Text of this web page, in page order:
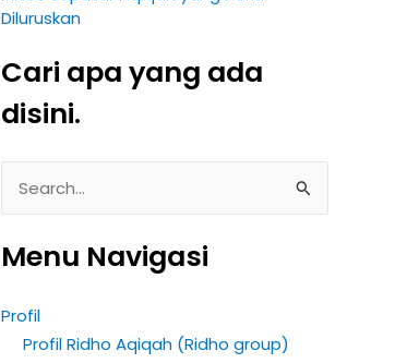
Diluruskan
Cari apa yang ada
disini.
a
c
Menu Navigasi
Profil
Profil Ridho Aqiqah (Ridho group)